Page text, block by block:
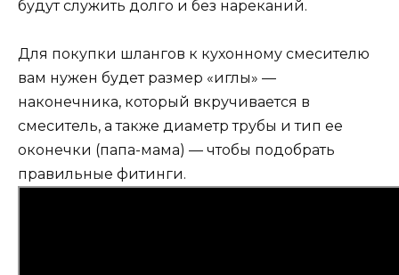
будут служить долго и без нареканий.
Для покупки шлангов к кухонному смесителю
вам нужен будет размер «иглы» —
наконечника, который вкручивается в
смеситель, а также диаметр трубы и тип ее
оконечки (папа-мама) — чтобы подобрать
правильные фитинги.